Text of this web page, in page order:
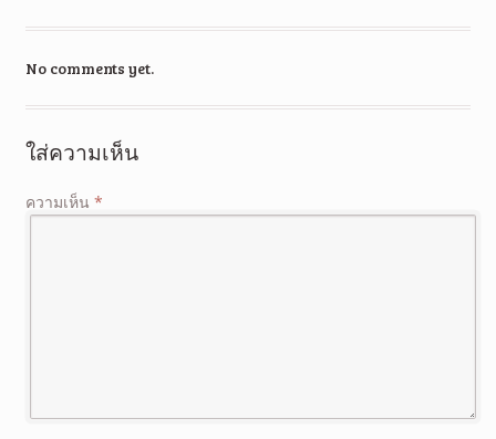
No comments yet.
ใส่ความเห็น
ความเห็น *